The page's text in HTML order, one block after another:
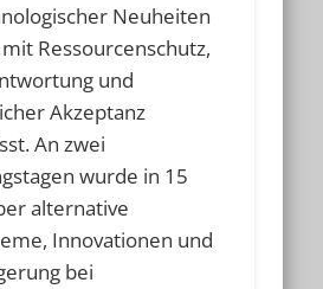
Neuheiten
Ressourcenschutz,
und
Akzeptanz
An zwei
wurde in 15
alternative
Innovationen und
bei